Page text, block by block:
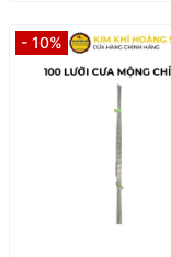
- 10%